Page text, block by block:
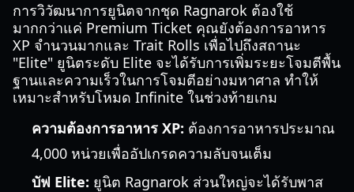
การวิวัฒนาการยูนิตจากชุด Ragnarok ต้องใช้
มากกว่าแค่ Premium Ticket คุณยังต้องการอาหาร
XP จำนวนมากและ Trait Rolls เพื่อไปถึงสถานะ
"Elite" ยูนิตระดับ Elite จะได้รับการเพิ่มระยะโจมตีพื้น
ฐานและความเร็วในการโจมตีอย่างมหาศาล ทำให้
เหมาะสำหรับโหมด Infinite ในช่วงท้ายเกม
ความต้องการอาหาร XP: ต้องการอาหารประมาณ
4,000 หน่วยเพื่ออัปเกรดความลับจนเต็ม
บัฟ Elite: ยูนิต Ragnarok ส่วนใหญ่จะได้รับพาส